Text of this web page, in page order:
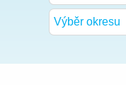
Výběr okresu